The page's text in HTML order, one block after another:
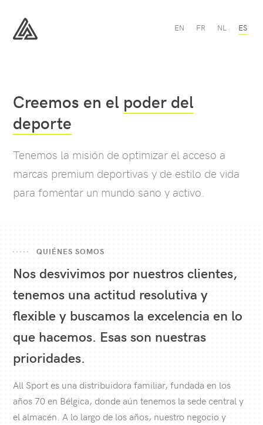
Conócenos
All
ES
EN FR NL
Creemos en el poder del
deporte
Tenemos la misión de optimizar el acceso a
marcas premium deportivas y de estilo de vida
para fomentar un mundo sano y activo.
QUIÉNES SOMOS
Nos desvivimos por nuestros clientes,
tenemos una actitud resolutiva y
flexible y buscamos la excelencia en lo
que hacemos. Esas son nuestras
prioridades.
All Sport es una distribuidora familiar, fundada en los
años 70 en Bélgica, donde aún tenemos la sede central y
el almacén. A lo largo de los años, nuestro negocio y